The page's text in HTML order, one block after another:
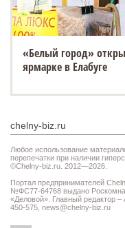
«Белый город»
ярмарке в Елабуге
chelny-biz.ru
Любое использование
перепечатки при наличии
©Chelny-biz.ru. 2012—2026.
Портал предпринимателей
№ФС77-64768 выдано
«Деловой». Главный редактор
450-575, news@chelny-biz.ru